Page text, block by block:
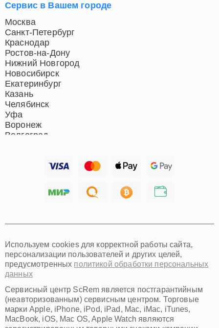
Сервис в Вашем городе
Москва
Санкт-Петербург
Краснодар
Ростов-на-Дону
Нижний Новгород
Новосибирск
Екатеринбург
Казань
Челябинск
Уфа
Воронеж
Волгоград
Хабаровск
Омск
Красноярск
Пермь
Ульяновск
Киров
Архангельск
Астрахань
Белгород
Используем cookies для корректной работы сайта,
персонализации пользователей и других целей,
предусмотренных политикой обработки персональных
данных
Сервисный центр ScRem является постгарантийным
(неавторизованным) сервисным центром. Торговые
марки Apple, iPhone, iPod, iPad, Mac, iMac, iTunes,
MacBook, iOS, Mac OS, Apple Watch являются